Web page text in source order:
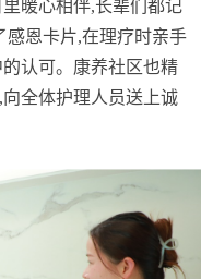
暖心相伴,长辈们都记
感恩卡片,在理疗时亲手
认可。康养社区也精
全体护理人员送上诚